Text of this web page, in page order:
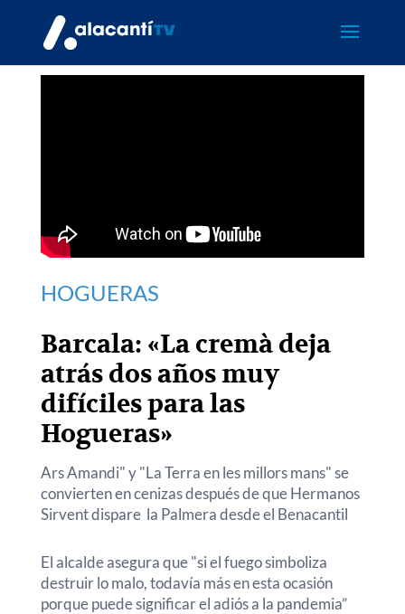
HOGUERAS
Barcala: «La cremà deja
atrás dos años muy
difíciles para las
Hogueras»
Ars Amandi" y "La Terra en les millors mans" se
convierten en cenizas después de que Hermanos
Sirvent dispare la Palmera desde el Benacantil
El alcalde asegura que "si el fuego simboliza
destruir lo malo, todavía más en esta ocasión
porque puede significar el adiós a la pandemia”